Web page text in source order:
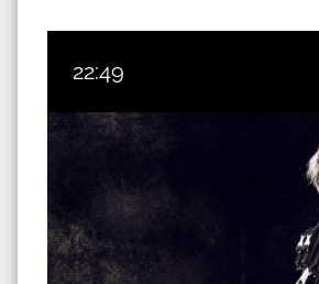
22:49